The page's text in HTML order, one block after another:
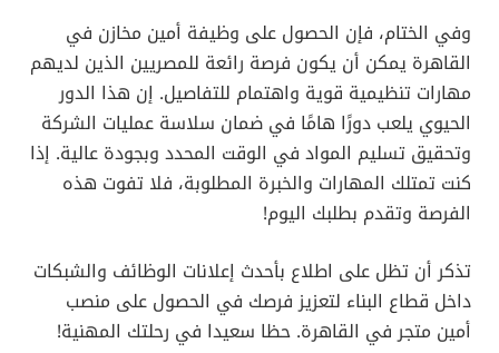
وفي الختام، فإن الحصول على وظيفة أمين مخازن في
القاهرة يمكن أن يكون فرصة رائعة للمصريين الذين لديهم
مهارات تنظيمية قوية واهتمام للتفاصيل. إن هذا الدور
الحيوي يلعب دورًا هامًا في ضمان سلاسة عمليات الشركة
وتحقيق تسليم المواد في الوقت المحدد وبجودة عالية. إذا
كنت تمتلك المهارات والخبرة المطلوبة، فلا تفوت هذه
الفرصة وتقدم بطلبك اليوم!
تذكر أن تظل على اطلاع بأحدث إعلانات الوظائف والشبكات
داخل قطاع البناء لتعزيز فرصك في الحصول على منصب
أمين متجر في القاهرة. حظا سعيدا في رحلتك المهنية!